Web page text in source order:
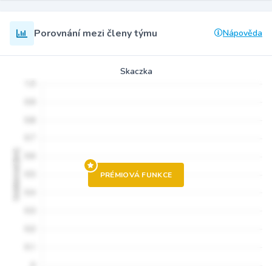
Porovnání mezi členy týmu Nápověda
Skaczka
PRÉMIOVÁ FUNKCE